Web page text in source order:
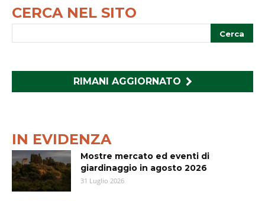
CERCA NEL SITO
RIMANI AGGIORNATO
IN EVIDENZA
Mostre mercato ed eventi di
giardinaggio in agosto 2026
31 Luglio 2026